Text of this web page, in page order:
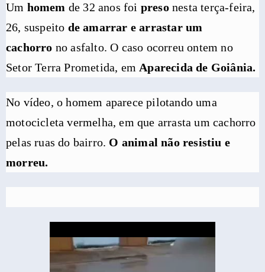
Um homem de 32 anos foi presonesta terça-feira,
26, suspeito de amarrar e arrastar um
cachorro no asfalto. O caso ocorreu ontem no
Setor Terra Prometida, em Aparecida de Goiânia.
No vídeo, o homem aparece pilotando uma
motocicleta vermelha, em que arrasta um cachorro
pelas ruas do bairro. O animal não resistiu e
morreu.